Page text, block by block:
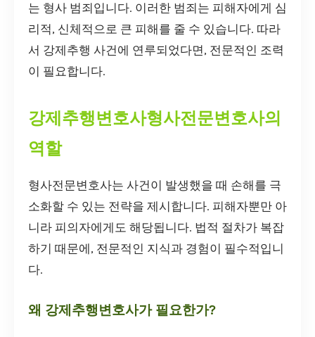
는 형사 범죄입니다. 이러한 범죄는 피해자에게 심
리적, 신체적으로 큰 피해를 줄 수 있습니다. 따라
서 강제추행 사건에 연루되었다면, 전문적인 조력
이 필요합니다.
강제추행변호사형사전문변호사의
역할
형사전문변호사는 사건이 발생했을 때 손해를 극
소화할 수 있는 전략을 제시합니다. 피해자뿐만 아
니라 피의자에게도 해당됩니다. 법적 절차가 복잡
하기 때문에, 전문적인 지식과 경험이 필수적입니
다.
왜 강제추행변호사가 필요한가?